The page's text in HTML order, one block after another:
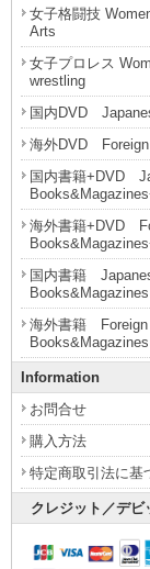
女子格闘技
Arts
女子プロレス
wrestling
国内DVD
海外DVD Foreign
国内書籍+DVD
海外書籍+DVD
国内書籍
Books&Magazines
海外書籍 Foreign
Books&Magazines
Information
お問合せ
購入方法
特定商取引法に基
クレジット／デビ